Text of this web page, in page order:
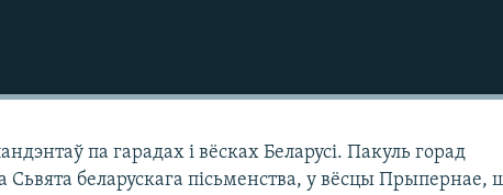
па гарадах і вёсках Беларусі. Пакуль горад
Сьвята беларускага пісьменства, у вёсцы Прыпернае,